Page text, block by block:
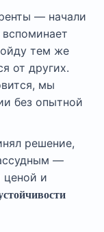
— начали
тем же
от других.
мы
без опытной
решение,
—
ценой и